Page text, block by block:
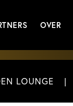
OVER
LOUNGE